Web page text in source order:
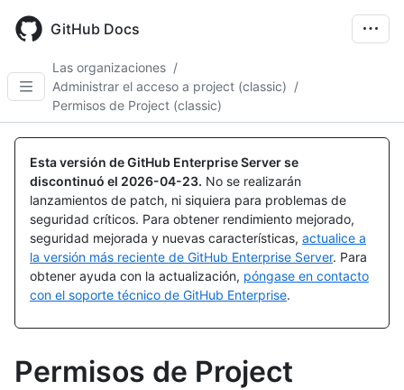
main
GitHub Docs
Las organizaciones /
Administrar el acceso a project (classic) /
Permisos de Project (classic)
Esta versión de GitHub Enterprise Server se
discontinuó el 2026-04-23. No se realizarán
lanzamientos de patch, ni siquiera para problemas de
seguridad críticos. Para obtener rendimiento mejorado,
seguridad mejorada y nuevas características, actualice a
la versión más reciente de GitHub Enterprise Server. Para
obtener ayuda con la actualización, póngase en contacto
con el soporte técnico de GitHub Enterprise.
Permisos de Project